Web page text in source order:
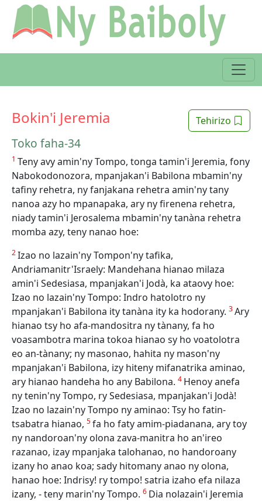
Tehirizo
Bokin'i Jeremia
Toko faha-34
1 Teny avy amin'ny Tompo, tonga tamin'i Jeremia, fony
Nabokodonozora, mpanjakan'i Babilona mbamin'ny
tafiny rehetra, ny fanjakana rehetra amin'ny tany
nanoa azy ho mpanapaka, ary ny firenena rehetra,
niady tamin'i Jerosalema mbamin'ny tanàna rehetra
momba azy, teny nanao hoe:
2Izao no lazain'ny Tompon'ny tafika,
Andriamanitr'Israely: Mandehana hianao milaza
amin'i Sedesiasa, mpanjakan'i Jodà, ka ataovy hoe:
Izao no lazain'ny Tompo: Indro hatolotro ny
mpanjakan'i Babilona ity tanàna ity ka hodorany. 3Ary
hianao tsy ho afa-mandositra ny tànany, fa ho
voasambotra marina tokoa hianao sy ho voatolotra
eo an-tànany; ny masonao, hahita ny mason'ny
mpanjakan'i Babilona, izy hiteny mifanatrika aminao,
ary hianao handeha ho any Babilona. 4 Henoy anefa
ny tenin'ny Tompo, ry Sedesiasa, mpanjakan'i Jodà!
Izao no lazain'ny Tompo ny aminao: Tsy ho fatin-
tsabatra hianao, 5fa ho faty amim-piadanana, ary toy
ny nandoroan'ny olona zava-manitra ho an'ireo
razanao, izay mpanjaka talohanao, no handoroany
izany ho anao koa; sady hitomany anao ny olona,
hanao hoe: Indrisy! ry tompo! satria izaho efa nilaza
izany, - teny marin'ny Tompo. 6 Dia nolazain'i Jeremia